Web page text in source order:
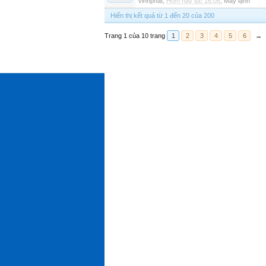
Hiển thị kết quả từ 1 đến 20 của 200
Trang 1 của 10 trang 1 2 3 4 5 6 →